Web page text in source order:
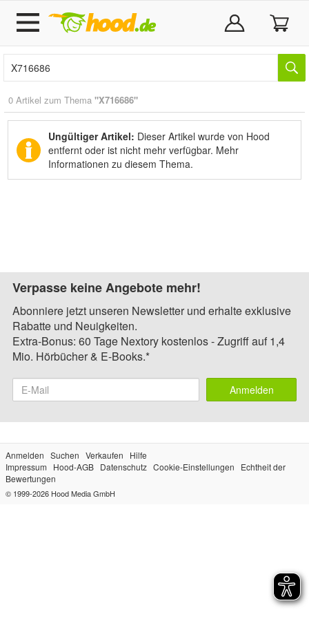
0 Artikel zum Thema "X716686"
Ungültiger Artikel: Dieser Artikel wurde von Hood
entfernt oder ist nicht mehr verfügbar. Mehr
Informationen zu diesem Thema.
Verpasse keine Angebote mehr!
Abonniere jetzt unseren Newsletter und erhalte exklusive
Rabatte und Neuigkeiten.
Extra-Bonus: 60 Tage Nextory kostenlos - Zugriff auf 1,4
Mio. Hörbücher & E-Books.*
Anmelden
Anmelden Suchen Verkaufen
Hilfe
Impressum
Hood-AGB Datenschutz Cookie-Einstellungen
Echtheit der
Bewertungen
© 1999-2026 Hood Media GmbH